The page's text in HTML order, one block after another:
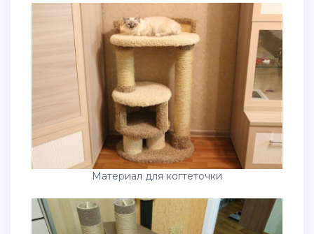
Материал для когтеточки